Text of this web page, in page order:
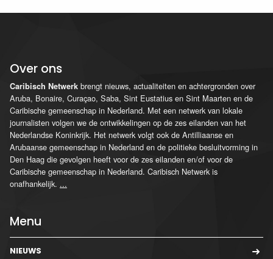
Over ons
Caribisch Netwerk brengt nieuws, actualiteiten en achtergronden over
Aruba, Bonaire, Curaçao, Saba, Sint Eustatius en Sint Maarten en de
Caribische gemeenschap in Nederland. Met een netwerk van lokale
journalisten volgen we de ontwikkelingen op de zes eilanden van het
Nederlandse Koninkrijk. Het netwerk volgt ook de Antilliaanse en
Arubaanse gemeenschap in Nederland en de politieke besluitvorming in
Den Haag die gevolgen heeft voor de zes eilanden en/of voor de
Caribische gemeenschap in Nederland. Caribisch Netwerk is
onafhankelijk. ...
Menu
NIEUWS